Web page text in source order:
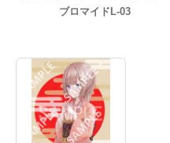
ブロマイドL-03